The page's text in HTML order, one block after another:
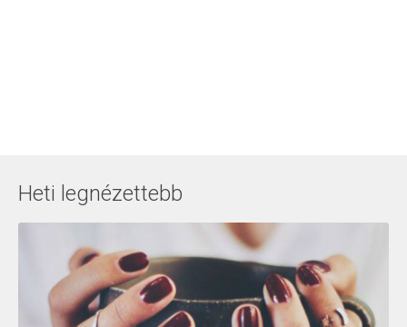
Heti legnézettebb